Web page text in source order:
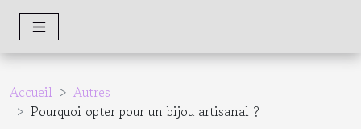
Accueil
Autres
Pourquoi opter pour un bijou artisanal ?